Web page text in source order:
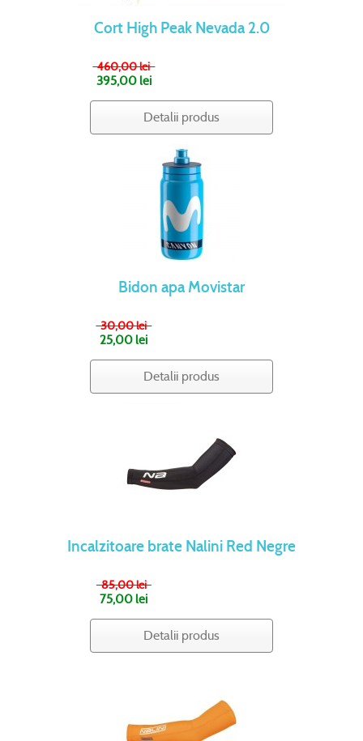
Cort High Peak Nevada 2.0
460,00 lei
395,00 lei
Detalii produs
Bidon apa Movistar
30,00 lei
25,00 lei
Detalii produs
Incalzitoare brate Nalini Red Negre
85,00 lei
75,00 lei
Detalii produs